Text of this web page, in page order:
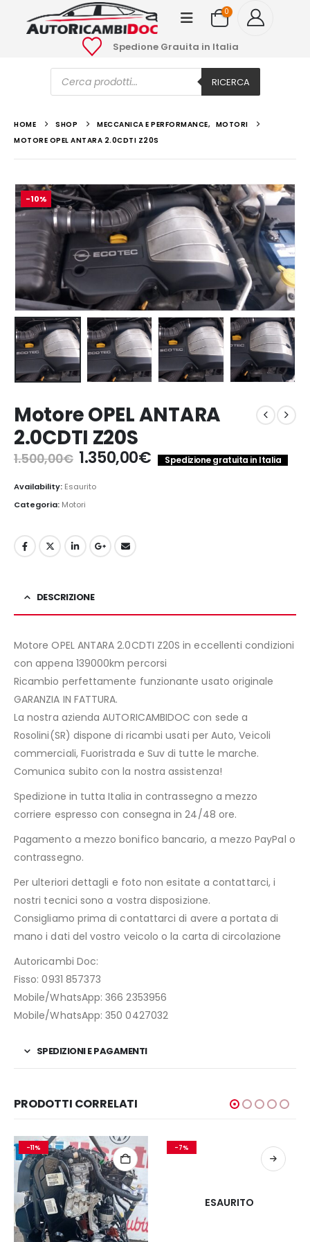
0
Spedione Grauita in Italia
Ricerca
prodotti RICERCA
HOME SHOP MECCANICA E PERFORMANCE, MOTORI
MOTORE OPEL ANTARA 2.0CDTI Z20S
-10%
Motore OPEL ANTARA
2.0CDTI Z20S
1.500,00€ Il
prezzo
originale
era:
1.350,00€Il
prezzo
Spedizione gratuita in Italia
Availability: Esaurito
Categoria: Motori
DESCRIZIONE
Motore OPEL ANTARA 2.0CDTI Z20S in eccellenti condizioni
con appena 139000km percorsi
Ricambio perfettamente funzionante usato originale
GARANZIA IN FATTURA.
La nostra azienda AUTORICAMBIDOC con sede a
Rosolini(SR) dispone di ricambi usati per Auto, Veicoli
commerciali, Fuoristrada e Suv di tutte le marche.
Comunica subito con la nostra assistenza!
Spedizione in tutta Italia in contrassegno a mezzo
corriere espresso con consegna in 24/48 ore.
Pagamento a mezzo bonifico bancario, a mezzo PayPal o
contrassegno.
Per ulteriori dettagli e foto non esitate a contattarci, i
nostri tecnici sono a vostra disposizione.
Consigliamo prima di contattarci di avere a portata di
mano i dati del vostro veicolo o la carta di circolazione
Autoricambi Doc:
Fisso: 0931 857373
Mobile/WhatsApp: 366 2353956
Mobile/WhatsApp: 350 0427032
SPEDIZIONI E PAGAMENTI
PRODOTTI CORRELATI
-11% -7%
ESAURITO